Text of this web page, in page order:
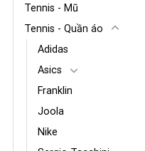
Tennis - Mũ
Tennis - Quần áo
Adidas
Asics
Franklin
Joola
Nike